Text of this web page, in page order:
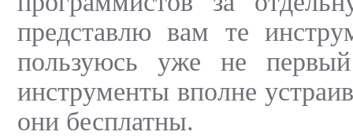
представлю вам те
пользуюсь уже не
инструменты вполне
они бесплатны.